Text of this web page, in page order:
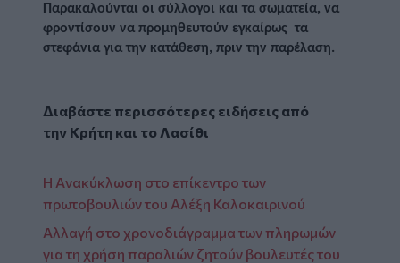
Παρακαλούνται οι σύλλογοι και τα σωματεία, να
φροντίσουν να προμηθευτούν εγκαίρως  τα
στεφάνια για την κατάθεση, πριν την παρέλαση.
Διαβάστε περισσότερες ειδήσεις από
την Κρήτη και το Λασίθι
Η Aνακύκλωση στο επίκεντρο των
πρωτοβουλιών του Αλέξη Καλοκαιρινού
Αλλαγή στο χρονοδιάγραμμα των πληρωμών
για τη χρήση παραλιών ζητούν βουλευτές του